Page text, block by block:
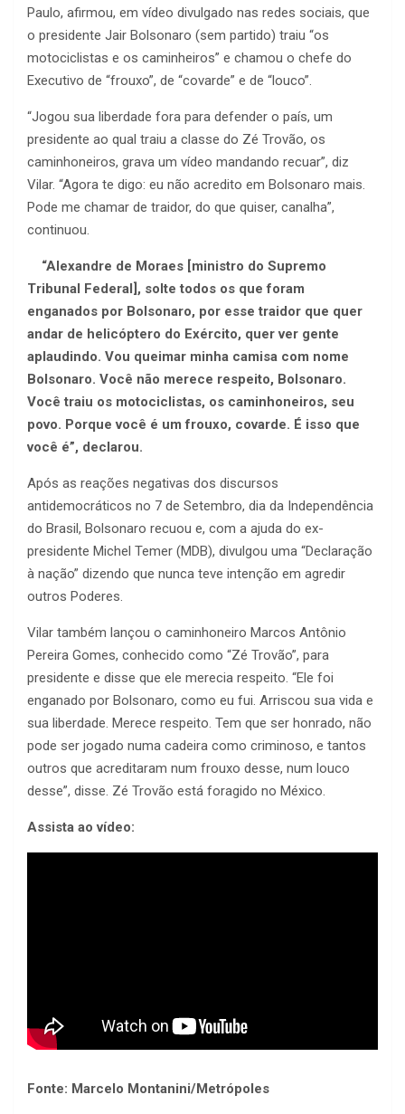
Paulo, afirmou, em vídeo divulgado nas redes sociais, que
o presidente Jair Bolsonaro (sem partido) traiu “os
motociclistas e os caminheiros” e chamou o chefe do
Executivo de “frouxo”, de “covarde” e de “louco”.
“Jogou sua liberdade fora para defender o país, um
presidente ao qual traiu a classe do Zé Trovão, os
caminhoneiros, grava um vídeo mandando recuar”, diz
Vilar. “Agora te digo: eu não acredito em Bolsonaro mais.
Pode me chamar de traidor, do que quiser, canalha”,
continuou.
“Alexandre de Moraes [ministro do Supremo
Tribunal Federal], solte todos os que foram
enganados por Bolsonaro, por esse traidor que quer
andar de helicóptero do Exército, quer ver gente
aplaudindo. Vou queimar minha camisa com nome
Bolsonaro. Você não merece respeito, Bolsonaro.
Você traiu os motociclistas, os caminhoneiros, seu
povo. Porque você é um frouxo, covarde. É isso que
você é”, declarou.
Após as reações negativas dos discursos
antidemocráticos no 7 de Setembro, dia da Independência
do Brasil, Bolsonaro recuou e, com a ajuda do ex-
presidente Michel Temer (MDB), divulgou uma “Declaração
à nação” dizendo que nunca teve intenção em agredir
outros Poderes.
Vilar também lançou o caminhoneiro Marcos Antônio
Pereira Gomes, conhecido como “Zé Trovão”, para
presidente e disse que ele merecia respeito. “Ele foi
enganado por Bolsonaro, como eu fui. Arriscou sua vida e
sua liberdade. Merece respeito. Tem que ser honrado, não
pode ser jogado numa cadeira como criminoso, e tantos
outros que acreditaram num frouxo desse, num louco
desse”, disse. Zé Trovão está foragido no México.
Assista ao vídeo:
Fonte: Marcelo Montanini/Metrópoles